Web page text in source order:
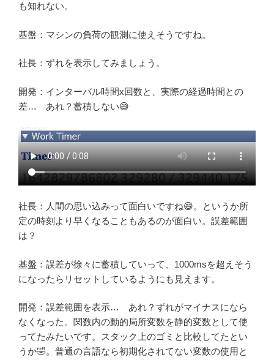
も知れない。
基盤：マシンの負荷の観測に使えそうですね。
社長：ずれを表示してみましょう。
開発：インターバル時間x回数と、実際の経過時間との
差… あれ？蓄積しない😅
社長：人間の思い込みって面白いですね😄。というか所
定の時刻より早くなることもあるのが面白い。誤差範囲
は？
基盤：誤差が徐々に蓄積していって、1000msを超えそう
になったらリセットしているようにも見えます。
開発：誤差範囲を表示… あれ？ずれがマイナスになら
なくなった。関数内の動的局所変数を静的変数として使
ってたみたいです。スタック上のゴミと比較してたとい
うか🤣。普通の言語なら初期化されてない変数の使用と